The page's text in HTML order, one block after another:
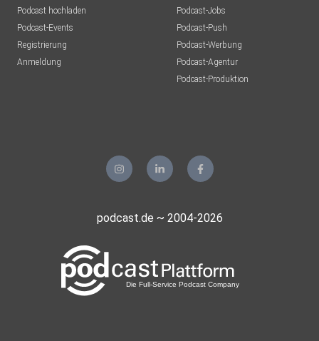
Podcast hochladen
Podcast-Events
Registrierung
Anmeldung
Podcast-Jobs
Podcast-Push
Podcast-Werbung
Podcast-Agentur
Podcast-Produktion
podcast.de ~ 2004-2026